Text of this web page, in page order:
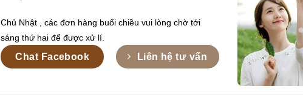
Chủ Nhật , các đơn hàng buổi chiều vui lòng chờ tới
sáng thứ hai để được xử lí.
Chat Facebook Liên hệ tư vấn